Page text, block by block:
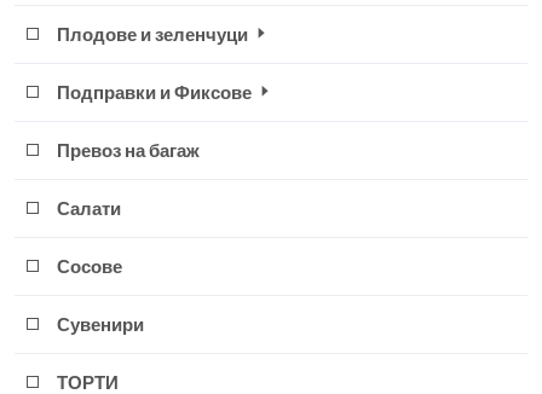
Плодове и зеленчуци
Подправки и Фиксове
Превоз на багаж
Салати
Сосове
Сувенири
ТОРТИ